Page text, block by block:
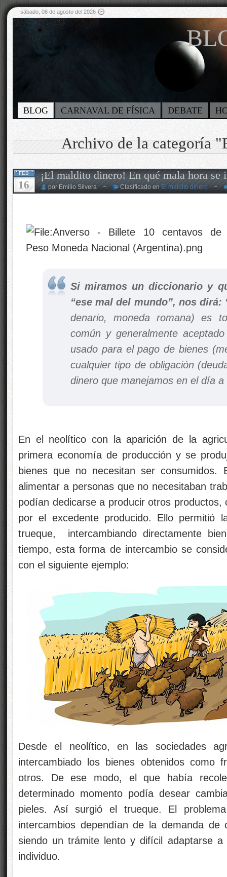
sábado, 08 de agosto del 2026
BLOG CARNAVAL DE FÍSICA DEBATE
Archivo de la categoría
FEB
16
¡El maldito dinero! En qué mala hora se
por Emilio Silvera ~ Clasificado enEl maldito dinero ~
Si miramos un diccionario y
“ese mal del mundo”, nos dirá:
denario, moneda romana) es
común y generalmente
usado para el pago de bienes
cualquier tipo de obligación
dinero que manejamos en el día
En el neolítico con la aparición de la
primera economía de producción y se
bienes que no necesitan ser
alimentar a personas que no necesitaban
podían dedicarse a producir otros
por el excedente producido. Ello permitió
trueque, intercambiando directamente
tiempo, esta forma de intercambio se
con el siguiente ejemplo:
Desde el neolítico, en las sociedades
intercambiado los bienes obtenidos como
otros. De ese modo, el que había
determinado momento podía desear
pieles. Así surgió el trueque. El
intercambios dependían de la demanda de
siendo un trámite lento y difícil adaptarse
individuo.